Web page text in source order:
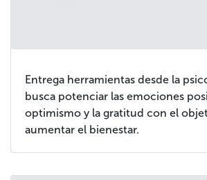
Entrega herramientas desde la
busca potenciar las emociones
optimismo y la gratitud con el
aumentar el bienestar.